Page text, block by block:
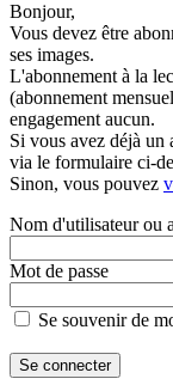
Bonjour,
Vous devez être
ses images.
L'abonnement à la
(abonnement
engagement aucun.
Si vous avez déjà un
via le formulaire ci-
Sinon, vous pouvez
Nom d'utilisateur ou
Mot de passe
Se souvenir de